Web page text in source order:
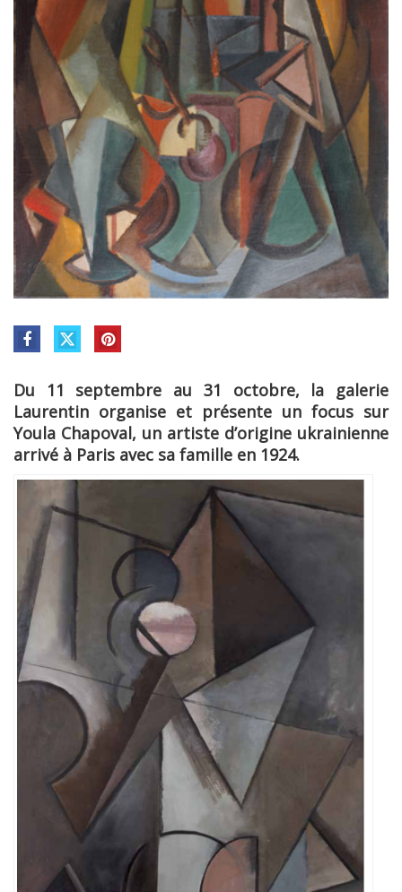
Du 11 septembre au 31 octobre, la galerie
Laurentin organise et présente un focus sur
Youla Chapoval, un artiste d’origine ukrainienne
arrivé à Paris avec sa famille en 1924.